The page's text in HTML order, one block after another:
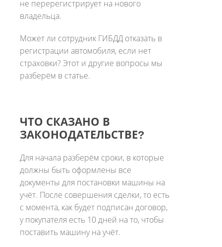
не перерегистрирует на нового
владельца.
Может ли сотрудник ГИБДД отказать в
регистрации автомобиля, если нет
страховки? Этот и другие вопросы мы
разберём в статье.
ЧТО СКАЗАНО В
ЗАКОНОДАТЕЛЬСТВЕ?
Для начала разберём сроки, в которые
должны быть оформлены все
документы для постановки машины на
учёт. После совершения сделки, то есть
с момента, как будет подписан договор,
у покупателя есть 10 дней на то, чтобы
поставить машину на учёт.